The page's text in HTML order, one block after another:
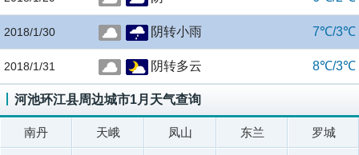
2018/1/30 阴转小雨 7℃/3℃
2018/1/31 阴转多云 8℃/3℃
河池环江县周边城市1月天气查询
南丹 天峨 凤山 东兰 罗城